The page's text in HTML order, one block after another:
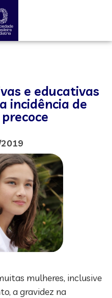
e educativas
incidência de
mulheres, inclusive
a gravidez na